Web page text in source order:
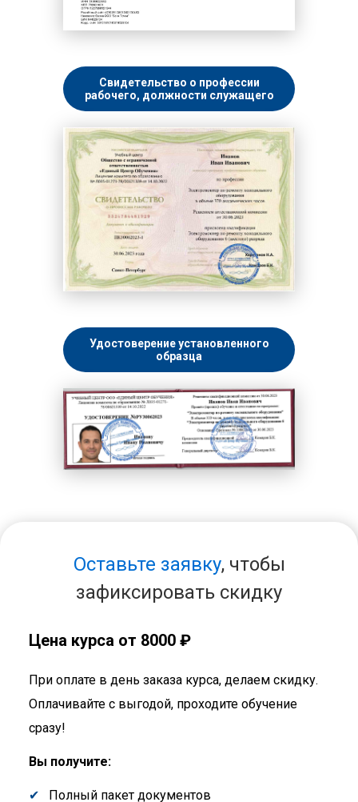
Свидетельство о профессии
рабочего, должности служащего
Удостоверение установленного
образца
Оставьте заявку, чтобы
зафиксировать скидку
Цена курса от 8000 ₽
При оплате в день заказа курса, делаем скидку.
Оплачивайте с выгодой, проходите обучение
сразу!
Вы получите:
Полный пакет документов